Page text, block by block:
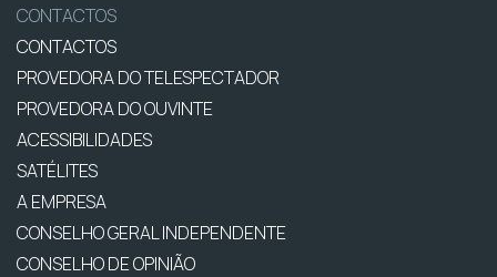
CONTACTOS
CONTACTOS
PROVEDORA DO TELESPECTADOR
PROVEDORA DO OUVINTE
ACESSIBILIDADES
SATÉLITES
A EMPRESA
CONSELHO GERAL INDEPENDENTE
CONSELHO DE OPINIÃO